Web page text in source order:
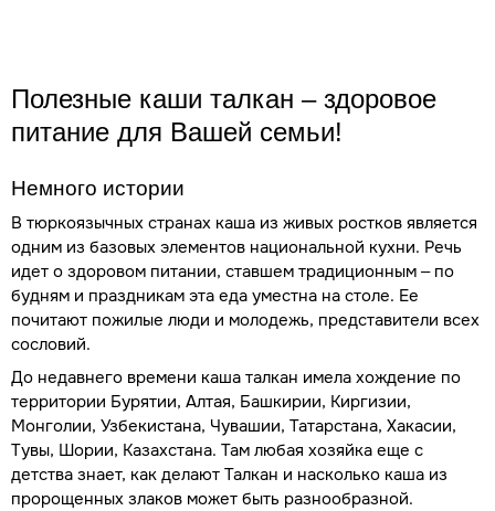
Полезные каши талкан – здоровое
питание для Вашей семьи!
Немного истории
В тюркоязычных странах каша из живых ростков является
одним из базовых элементов национальной кухни. Речь
идет о здоровом питании, ставшем традиционным – по
будням и праздникам эта еда уместна на столе. Ее
почитают пожилые люди и молодежь, представители всех
сословий.
До недавнего времени каша талкан имела хождение по
территории Бурятии, Алтая, Башкирии, Киргизии,
Монголии, Узбекистана, Чувашии, Татарстана, Хакасии,
Тувы, Шории, Казахстана. Там любая хозяйка еще с
детства знает, как делают Талкан и насколько каша из
пророщенных злаков может быть разнообразной.